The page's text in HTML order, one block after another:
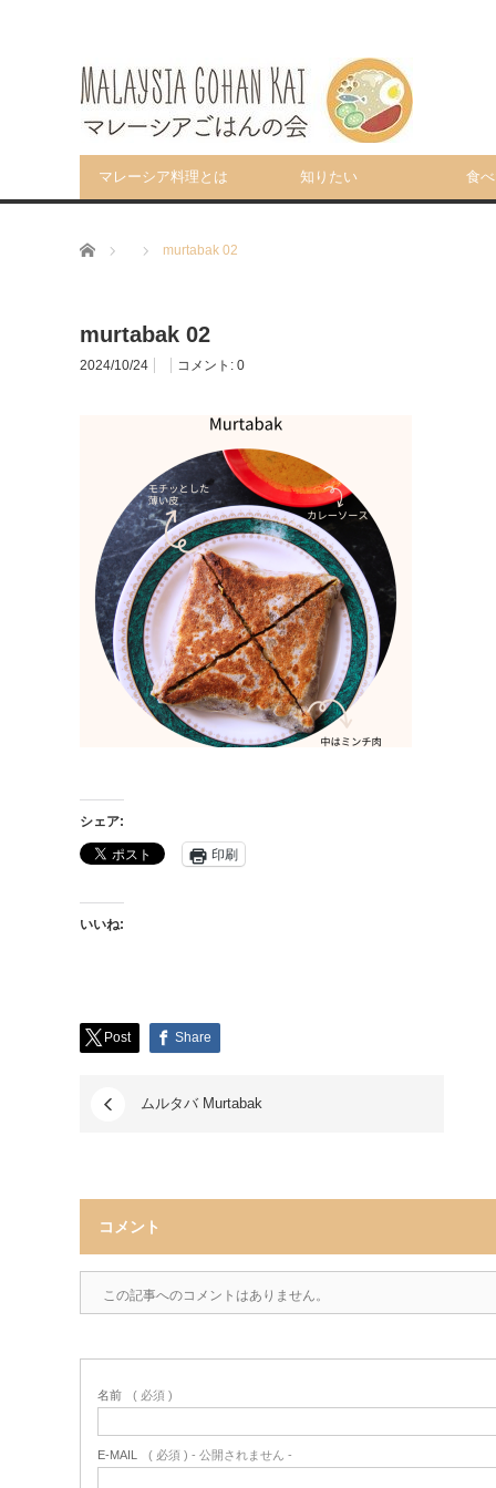
マレーシア料理とは 知りたい 食
ホーム murtabak 02
murtabak 02
2024/10/24 コメント: 0
シェア:
印刷
いいね:
Post Share
ムルタバ Murtabak
コメント
この記事へのコメントはありません。
名前 ( 必須 )
E-MAIL ( 必須 ) - 公開されません -